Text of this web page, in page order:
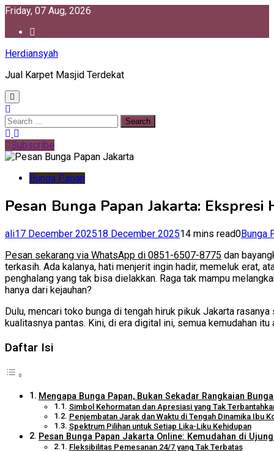
Skip
content
Friday, 07 Aug, 2026
Herdiansyah
Jual Karpet Masjid Terdekat
Search
for:
Subscribe
Bunga Papan
Pesan Bunga Papan Jakarta: Ekspresi
ali17 December 202518 December 202514 mins read0Bunga
Pesan sekarang via WhatsApp di 0851-6507-8775 dan
terkasih. Ada kalanya, hati menjerit ingin hadir, memeluk erat,
penghalang yang tak bisa dielakkan. Raga tak mampu
hanya dari kejauhan?
Dulu, mencari toko bunga di tengah hiruk pikuk Jakarta
kualitasnya pantas. Kini, di era digital ini, semua kemudahan
Daftar Isi
Mengapa Bunga Papan, Bukan Sekadar Rangkaian
Simbol Kehormatan dan Apresiasi yang Tak
Penjembatan Jarak dan Waktu di Tengah Dinamika Ibu
Spektrum Pilihan untuk Setiap Lika-Liku Kehidupan
Pesan Bunga Papan Jakarta Online: Kemudahan di
Fleksibilitas Pemesanan 24/7 yang Tak Terbatas